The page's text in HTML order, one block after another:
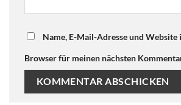
Name, E-Mail-Adresse und Website
Browser für meinen nächsten